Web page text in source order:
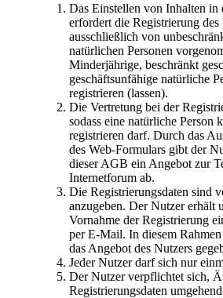
Das Einstellen von Inhalten in
erfordert die Registrierung
ausschließlich von
natürlichen Personen
Minderjährige, beschränkt
geschäftsunfähige natürliche
registrieren (lassen).
Die Vertretung bei der
sodass eine natürliche Person
registrieren darf. Durch das
des Web-Formulars gibt der
dieser AGB ein Angebot zur
Internetforum ab.
Die Registrierungsdaten sind
anzugeben. Der Nutzer erhält
Vornahme der Registrierung
per E-Mail. In diesem
das Angebot des Nutzers
Jeder Nutzer darf sich nur
Der Nutzer verpflichtet sich,
Registrierungsdaten